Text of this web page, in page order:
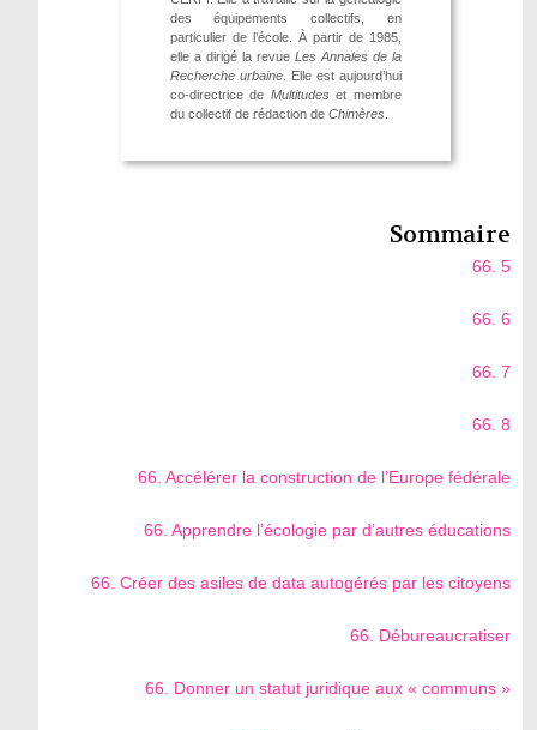
des équipements collectifs, en
particulier de l’école. À partir de 1985,
elle a dirigé la revue Les Annales de la
Recherche urbaine. Elle est aujourd’hui
co-directrice de Multitudeset membre
du collectif de rédaction de Chimères.
Sommaire
66. 5
66. 6
66. 7
66. 8
66. Accélérer la construction de l’Europe fédérale
66. Apprendre l’écologie par d’autres éducations
66. Créer des asiles de data autogérés par les citoyens
66. Débureaucratiser
66. Donner un statut juridique aux « communs »